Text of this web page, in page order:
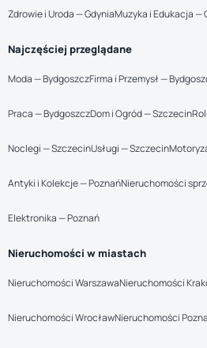
Zdrowie i Uroda — GdyniaMuzyka i Edukacja —
Najczęściej przeglądane
Moda — BydgoszczFirma i Przemysł —
Praca — BydgoszczDom i Ogród — Szczecin
Noclegi — SzczecinUsługi — Szczecin
Antyki i Kolekcje — PoznańNieruchomości
Elektronika — Poznań
Nieruchomości w miastach
Nieruchomości WarszawaNieruchomości
Nieruchomości WrocławNieruchomości